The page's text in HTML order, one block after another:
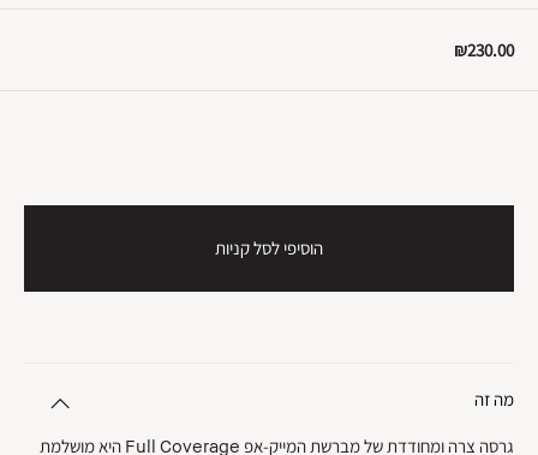
₪230.00
הוסיפי לסל קניות
מה זה
גרסה צרה ומחודדת של מברשת המייק-אפ Full Coverage היא מושלמת